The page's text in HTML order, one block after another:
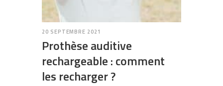
20 SEPTEMBRE 2021
Prothèse auditive
rechargeable : comment
les recharger ?